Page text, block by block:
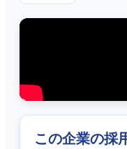
この企業の採